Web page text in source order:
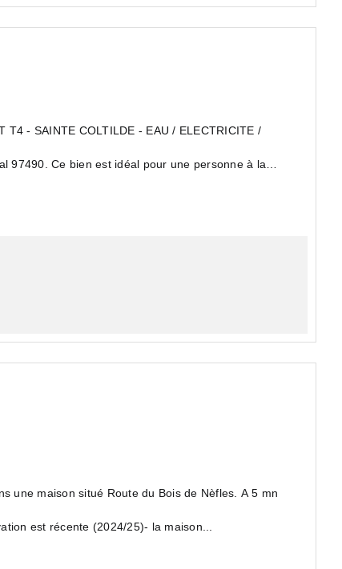
T4 - SAINTE COLTILDE - EAU / ELECTRICITE /
97490. Ce bien est idéal pour une personne à la
une maison situé Route du Bois de Nèfles. A 5 mn
est récente (2024/25)- la maison...